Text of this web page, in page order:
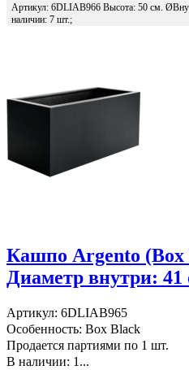
Артикул: 6DLIAB966 Высота: 50 см.
наличии: 7 шт.;
Кашпо Argento (Box
Диаметр внутри: 41
Артикул: 6DLIAB965
Особенность: Box Black
Продается партиями по 1 шт.
В наличии: 1...